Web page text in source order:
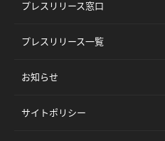
プレスリリース窓口
プレスリリース一覧
お知らせ
サイトポリシー